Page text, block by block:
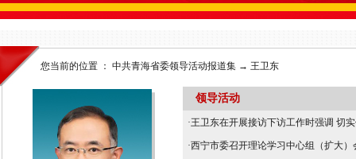
您当前的位置 ： 中共青海省委领导活动报道集 → 王卫东
领导活动
·王卫东在开展接访下访工作时强调 切
·西宁市委召开理论学习中心组（扩大